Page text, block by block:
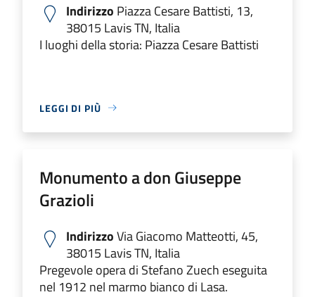
Indirizzo Piazza Cesare Battisti, 13,
38015 Lavis TN, Italia
I luoghi della storia: Piazza Cesare Battisti
LEGGI DI PIÙ
Monumento a don Giuseppe
Grazioli
IndirizzoVia Giacomo Matteotti, 45,
38015 Lavis TN, Italia
Pregevole opera di Stefano Zuech eseguita
nel 1912 nel marmo bianco di Lasa.